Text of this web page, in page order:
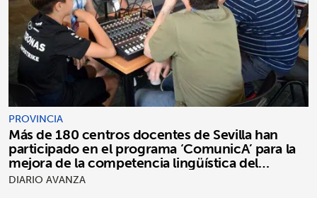
PROVINCIA
Más de 180 centros docentes de Sevilla han
participado en el programa ‘ComunicA’ para la
mejora de la competencia lingüística del
alumnado
DIARIO AVANZA